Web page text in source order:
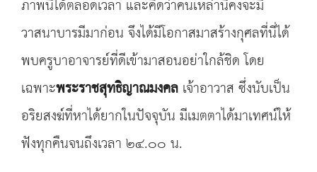
ภาพนี้ได้ตลอดเวลา และคิดว่าคนเหล่านี้คงจะมี
วาสนาบารมีมาก่อน จึงได้มีโอกาสมาสร้างกุศลที่นี่ได้
พบครูบาอาจารย์ที่ดีเข้ามาสอนอย่าใกล้ชิด โดย
เฉพาะพระราชสุทธิญาณมงคลเจ้าอาวาส ซึ่งนับเป็น
อริยสงฆ์ที่หาได้ยากในปัจจุบัน มีเมตตาได้มาเทศน์ให้
ฟังทุกคืนจนถึงเวลา ๒๔.๐๐ น.